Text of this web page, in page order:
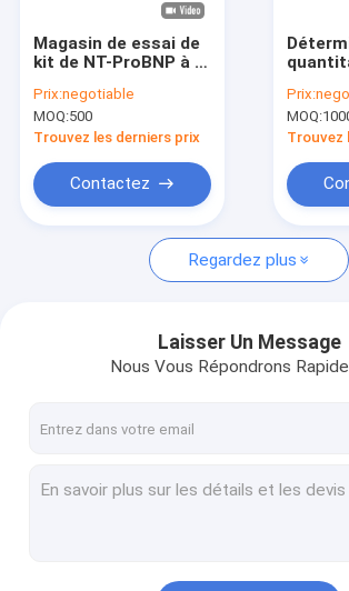
Demandez une citation
News
Kit d'essai de POCT
Kit de essai cardiaque
Kit rapide d'essai de PCT
Magasin de essai de
kit de NT-ProBNP à la
précision POCT de
-20℃ pour la
détection d'arrêt du
Prix:negotiable
MOQ:500
Trouvez les derniers prix
Contactez
rapide
d'ACP
Time
Prix:
MOQ:
Trouvez
Regardez plus
Laisser Un Message
Nous Vous Répondrons